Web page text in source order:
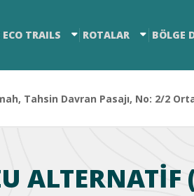
TRAILS ROTALAR BÖLGE
Tahsin Davran Pasajı, No: 2/2
ALTERNATIF